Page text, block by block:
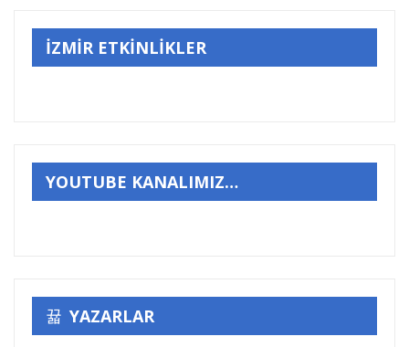
İZMİR ETKİNLİKLER
YOUTUBE KANALIMIZ…
YAZARLAR